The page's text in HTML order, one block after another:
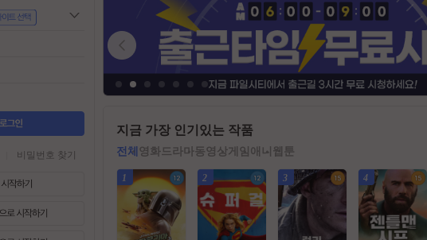
로
#외계인
#소지섭
#전지현
#넷플릭스
비밀번호 찾기
지금 가장 인기있는 작품
전체 영화드라마동영상게임 애니 웹툰
1 2 3 4